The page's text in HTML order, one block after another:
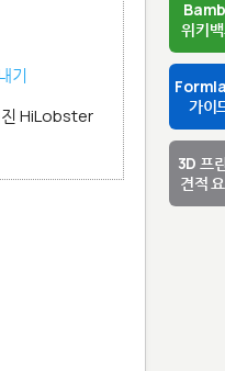
위키
가이
3D 프
견적
기
진 HiLobster